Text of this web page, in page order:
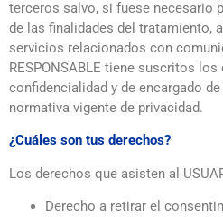
terceros salvo, si fuese necesario
de las finalidades del tratamiento,
servicios relacionados con
RESPONSABLE tiene suscritos
confidencialidad y de encargado
normativa vigente de privacidad.
¿Cuáles son tus derechos?
Los derechos que asisten al
Derecho a retirar el